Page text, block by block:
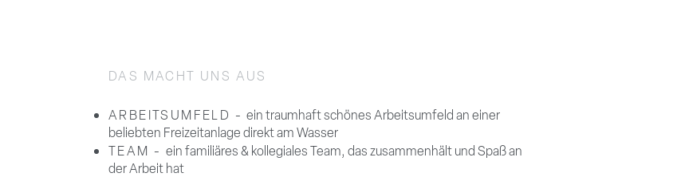
DAS MACHT UNS AUS
ARBEITSUMFELD -ein traumhaft schönes Arbeitsumfeld an einer
beliebten Freizeitanlage direkt am Wasser
TEAM - ein familiäres & kollegiales Team, das zusammenhält und Spaß an
der Arbeit hat